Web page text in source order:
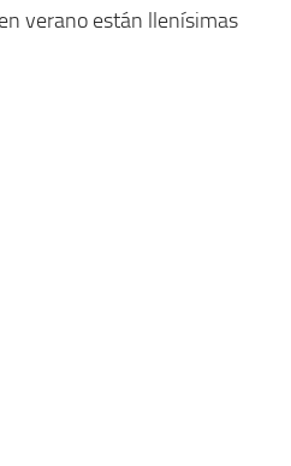
verano están llenísimas